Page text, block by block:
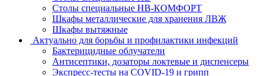
Столы специальные НВ-КОМФОРТ
Шкафы металлические для хранения ЛВЖ
Шкафы вытяжные
Актуально для борьбы и профилактики инфекций
Бактерицидные облучатели
Антисептики, дозаторы локтевые и диспенсеры
Экспресс-тесты на COVID-19 и грипп